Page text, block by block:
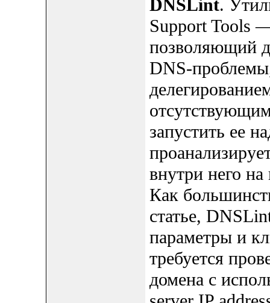
DNSLint.
Support Tools
позволяющий
DNS-
запустить ее
внутри него
Как
статье,
параметры и
требуется
домена с